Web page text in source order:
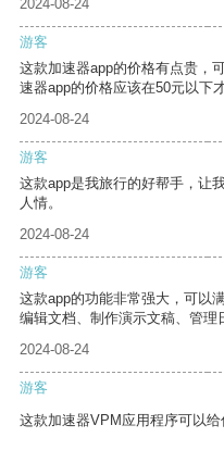
2024-08-24
游客
这款加速器app的价格有点贵，
速器app的价格应该在50元以下
2024-08-24
游客
这款app是我旅行的好帮手，让
人情。
2024-08-24
游客
这款app的功能非常强大，可以
编辑文档、制作演示文稿、管理
2024-08-24
游客
这款加速器VPM应用程序可以给